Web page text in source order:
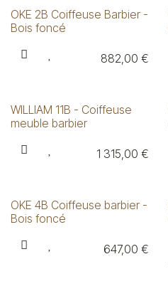
OKE 2B Coiffeuse Barbier -
Bois foncé
882,00 €
WILLIAM 11B - Coiffeuse
meuble barbier
1 315,00 €
OKE 4B Coiffeuse barbier -
Bois foncé
647,00 €